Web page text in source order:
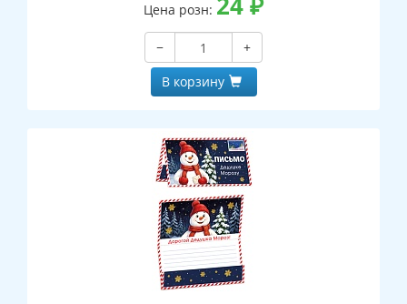
Цена розн:
−
+
В корзину